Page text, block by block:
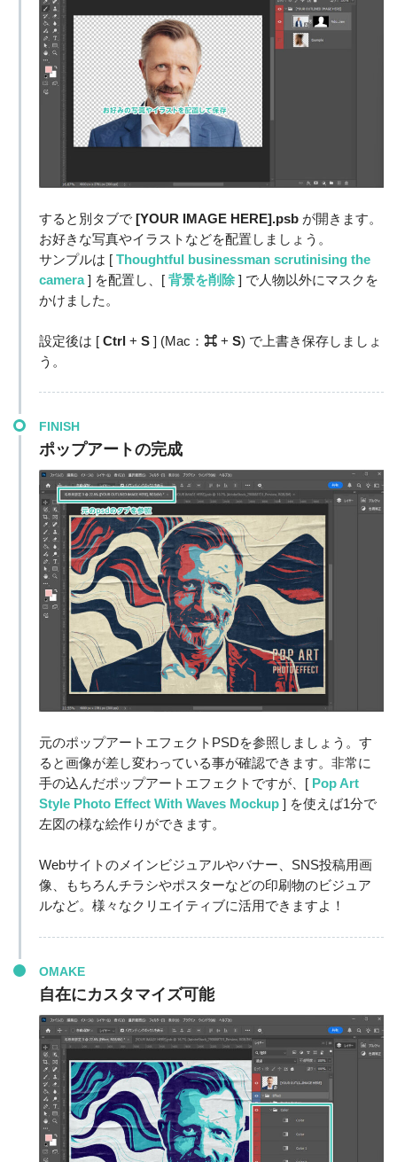
すると別タブで [YOUR IMAGE HERE].psbが開きます。
お好きな写真やイラストなどを配置しましょう。
サンプルは [ Thoughtful businessman scrutinising the
camera] を配置し、[ 背景を削除] で人物以外にマスクを
かけました。
設定後は [ Ctrl + S] (Mac： ⌘+ S) で上書き保存しましょ
う。
FINISH
ポップアートの完成
元のポップアートエフェクトPSDを参照しましょう。す
ると画像が差し変わっている事が確認できます。非常に
手の込んだポップアートエフェクトですが、[ Pop Art
Style Photo Effect With Waves Mockup] を使えば1分で
左図の様な絵作りができます。
Webサイトのメインビジュアルやバナー、SNS投稿用画
像、もちろんチラシやポスターなどの印刷物のビジュア
ルなど。様々なクリエイティブに活用できますよ！
OMAKE
自在にカスタマイズ可能